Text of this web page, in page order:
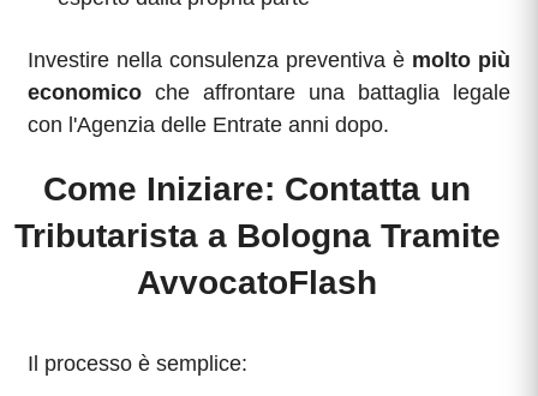
Investire nella consulenza preventiva è molto più
economico che affrontare una battaglia legale
con l'Agenzia delle Entrate anni dopo.
Come Iniziare: Contatta un
Tributarista a Bologna Tramite
AvvocatoFlash
Il processo è semplice: